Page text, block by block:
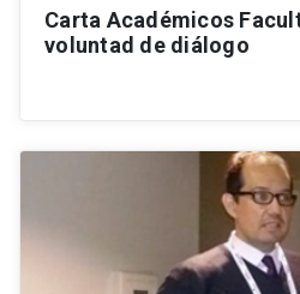
Carta Académicos
voluntad de diálogo